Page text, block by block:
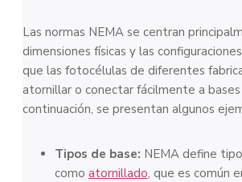
Las normas NEMA se centran
dimensiones físicas y las
que las fotocélulas de diferentes
atornillar o conectar fácilmente a
continuación, se presentan algunos
Tipos de base: NEMA define
como atornillado, que es común